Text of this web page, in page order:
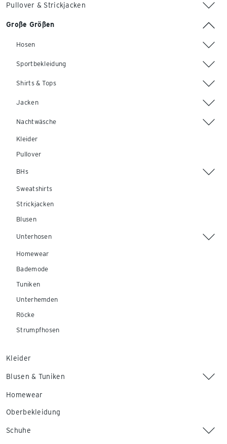
Pullover & Strickjacken
Große Größen
Hosen
Sportbekleidung
Shirts & Tops
Jacken
Nachtwäsche
Kleider
Pullover
BHs
Sweatshirts
Strickjacken
Blusen
Unterhosen
Homewear
Bademode
Tuniken
Unterhemden
Röcke
Strumpfhosen
Kleider
Blusen & Tuniken
Homewear
Oberbekleidung
Schuhe